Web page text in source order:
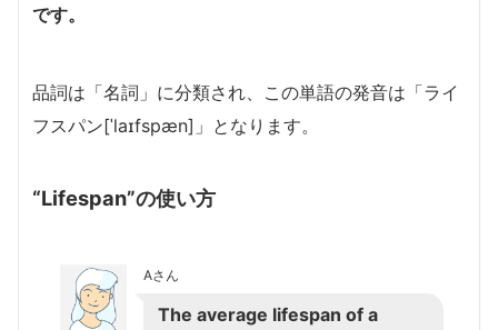
です。
品詞は「名詞」に分類され、この単語の発音は「ライ
フスパン[ˈlaɪfspæn]」となります。
“Lifespan”の使い方
Aさん
The average lifespan of a